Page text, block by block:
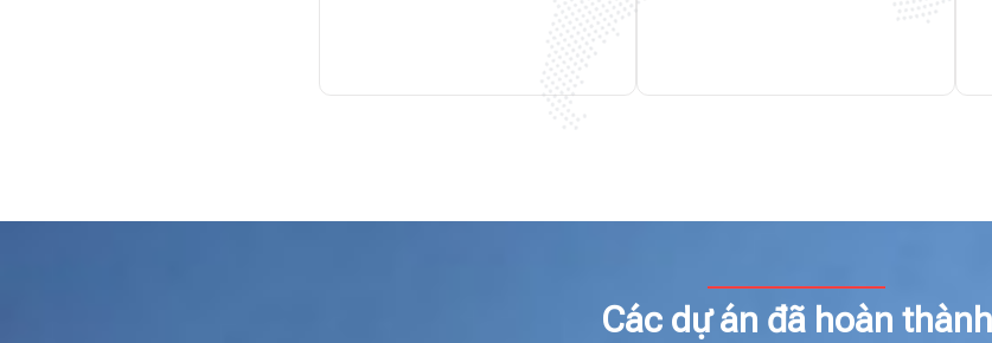
Các dự án đã hoàn thành